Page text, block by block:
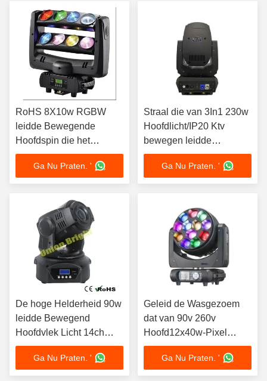
RoHS 8X10w RGBW
leidde Bewegende
Hoofdspin die het
Hoofdlicht van DJ
beweegt
Ga Nu Praten. '
Straal die van 3In1 230w
Hoofdlicht/IP20 Ktv
bewegen leidde
Bewegende
Hoofdgezoemwas
Ga Nu Praten. '
De hoge Helderheid 90w
leidde Bewegend
Hoofdvlek Licht 14ch
16ch Dmx512 Bewegend
HoofdGa Nu Praten. '
Geleid de Wasgezoem
dat van 90v 260v
Hoofd12x40w-Pixel
beweegt dat de
Hoofdlichten van DJ
beweegt
Ga Nu Praten. '